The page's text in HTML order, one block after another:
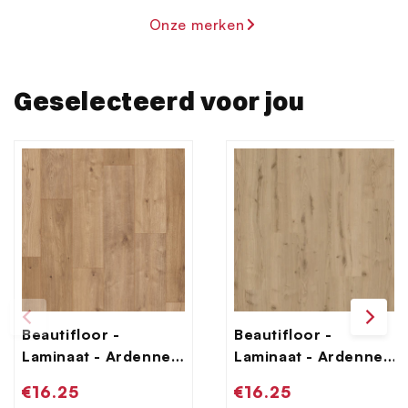
Onze merken
Geselecteerd voor jou
Beautifloor -
Laminaat - Ardennen
Normale
€16.25
Beautifloor -
Laminaat - Ardennen
Normale
€16.25